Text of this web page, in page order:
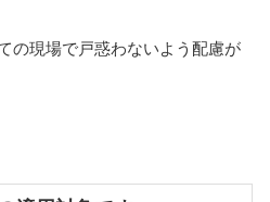
の現場で戸惑わないよう配慮が